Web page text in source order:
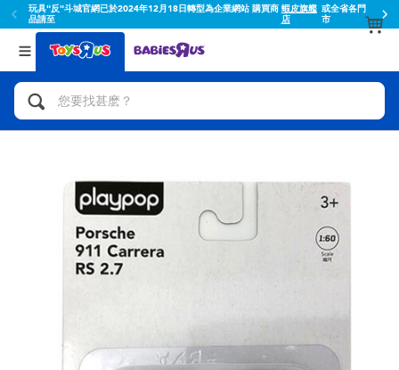
玩具"反"斗城官網已於2024年12月18日轉型為企業網站 購買商
品請至
蝦皮旗艦
店
或全省各門
市
返回
分類目錄
人氣英雄,角色扮演,射擊玩具
拼砌組合及樂高LEGO
玩具車,貨車,火車及遙控系列
娃娃, 芭比,收藏公仔
返回
品牌
Toy Story玩具總動員
52TOYS
Fuggler
playpop